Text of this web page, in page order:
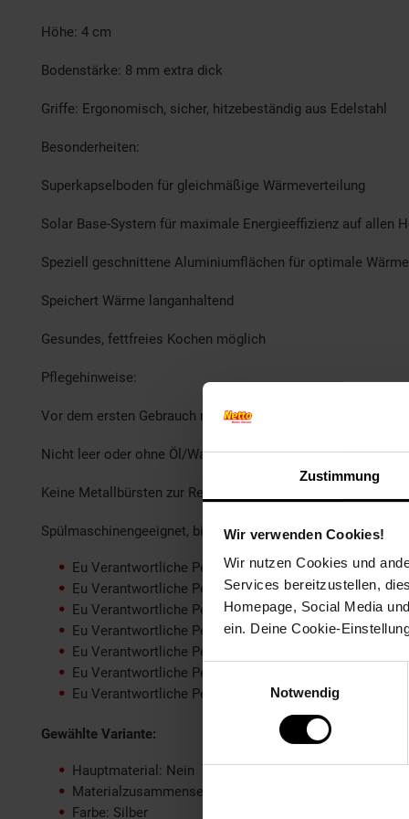
Zustimmung
Wir verwenden Cookies!
Wir nutzen Cookies und
Services bereitzustellen,
Homepage, Social Media
ein. Deine Cookie-
Einwilligungsauswahl
Notwendig
Höhe: 4 cm
Bodenstärke: 8 mm extra dick
Griffe: Ergonomisch, sicher, hitzebeständig aus Edelstahl
Besonderheiten:
Superkapselboden für gleichmäßige Wärmeverteilung
Solar Base-System für maximale Energieeffizienz auf allen
Speziell geschnittene Aluminiumflächen für optimale
Speichert Wärme langanhaltend
Gesundes, fettfreies Kochen möglich
Pflegehinweise:
Vor dem ersten Gebrauch mit heißem Wasser und Spülmittel
Nicht leer oder ohne Öl/Wasser auf dem Herd stehen lassen
Keine Metallbürsten zur Reinigung verwenden
Spülmaschinengeeignet, bis zu 70.000 Spülgänge beständig
Eu Verantwortliche Person E-mail: info@im-trading.de
Eu Verantwortliche Person Hausnummer: 51
Eu Verantwortliche Person Land: DE
Eu Verantwortliche Person Name oder Firma: IM-
Eu Verantwortliche Person Ort: Gelsenkirchen
Eu Verantwortliche Person PLZ: 45884
Eu Verantwortliche Person Straße: Zechenstraße
Gewählte Variante:
Hauptmaterial: Nein
Materialzusammensetzung: Nein
Farbe: Silber